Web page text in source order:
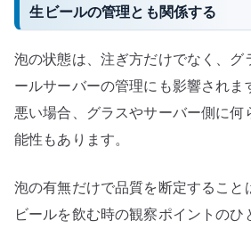
生ビールの管理とも関係する
泡の状態は、注ぎ方だけでなく、グ
ールサーバーの管理にも影響されま
悪い場合、グラスやサーバー側に何
能性もあります。
泡の有無だけで品質を断定すること
ビールを飲む時の観察ポイントのひ